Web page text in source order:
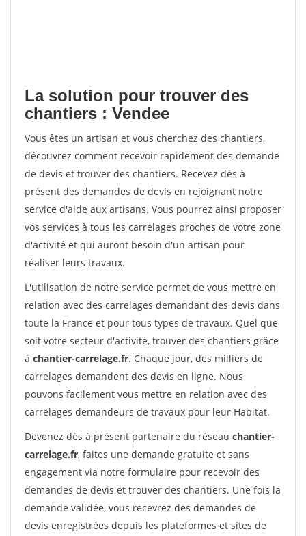
La solution pour trouver des
chantiers : Vendee
Vous êtes un artisan et vous cherchez des chantiers,
découvrez comment recevoir rapidement des demande
de devis et trouver des chantiers. Recevez dès à
présent des demandes de devis en rejoignant notre
service d'aide aux artisans. Vous pourrez ainsi proposer
vos services à tous les carrelages proches de votre zone
d'activité et qui auront besoin d'un artisan pour
réaliser leurs travaux.
L'utilisation de notre service permet de vous mettre en
relation avec des carrelages demandant des devis dans
toute la France et pour tous types de travaux. Quel que
soit votre secteur d'activité, trouver des chantiers grâce
à chantier-carrelage.fr. Chaque jour, des milliers de
carrelages demandent des devis en ligne. Nous
pouvons facilement vous mettre en relation avec des
carrelages demandeurs de travaux pour leur Habitat.
Devenez dès à présent partenaire du réseau chantier-
carrelage.fr, faites une demande gratuite et sans
engagement via notre formulaire pour recevoir des
demandes de devis et trouver des chantiers. Une fois la
demande validée, vous recevrez des demandes de
devis enregistrées depuis les plateformes et sites de